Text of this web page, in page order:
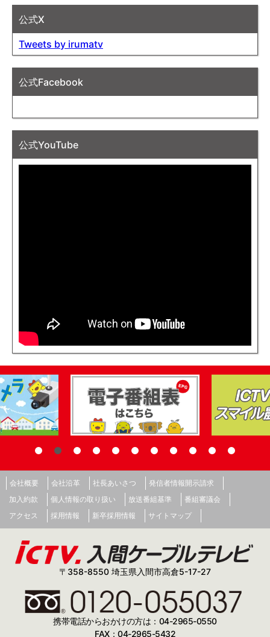
公式X
Tweets by irumatv
公式Facebook
公式YouTube
会社概要 会社沿革 社長あいさつ
発信者情報開示請求
加入約款
個人情報の取り扱い 放送番組基準
番組審議会
アクセス
採用情報 新卒採用情報 サイトマップ
〒358-8550 埼玉県入間市高倉5-17-27
携帯電話からおかけの方は：04-2965-0550
FAX：04-2965-5432